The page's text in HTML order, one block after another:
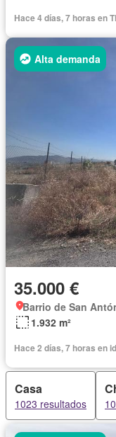
Hace 4 días, 7 horas en
Alta demanda
35.000 €
Barrio de San
1.932 m²
Hace 2 días, 7 horas en
Casa
1023 resultados